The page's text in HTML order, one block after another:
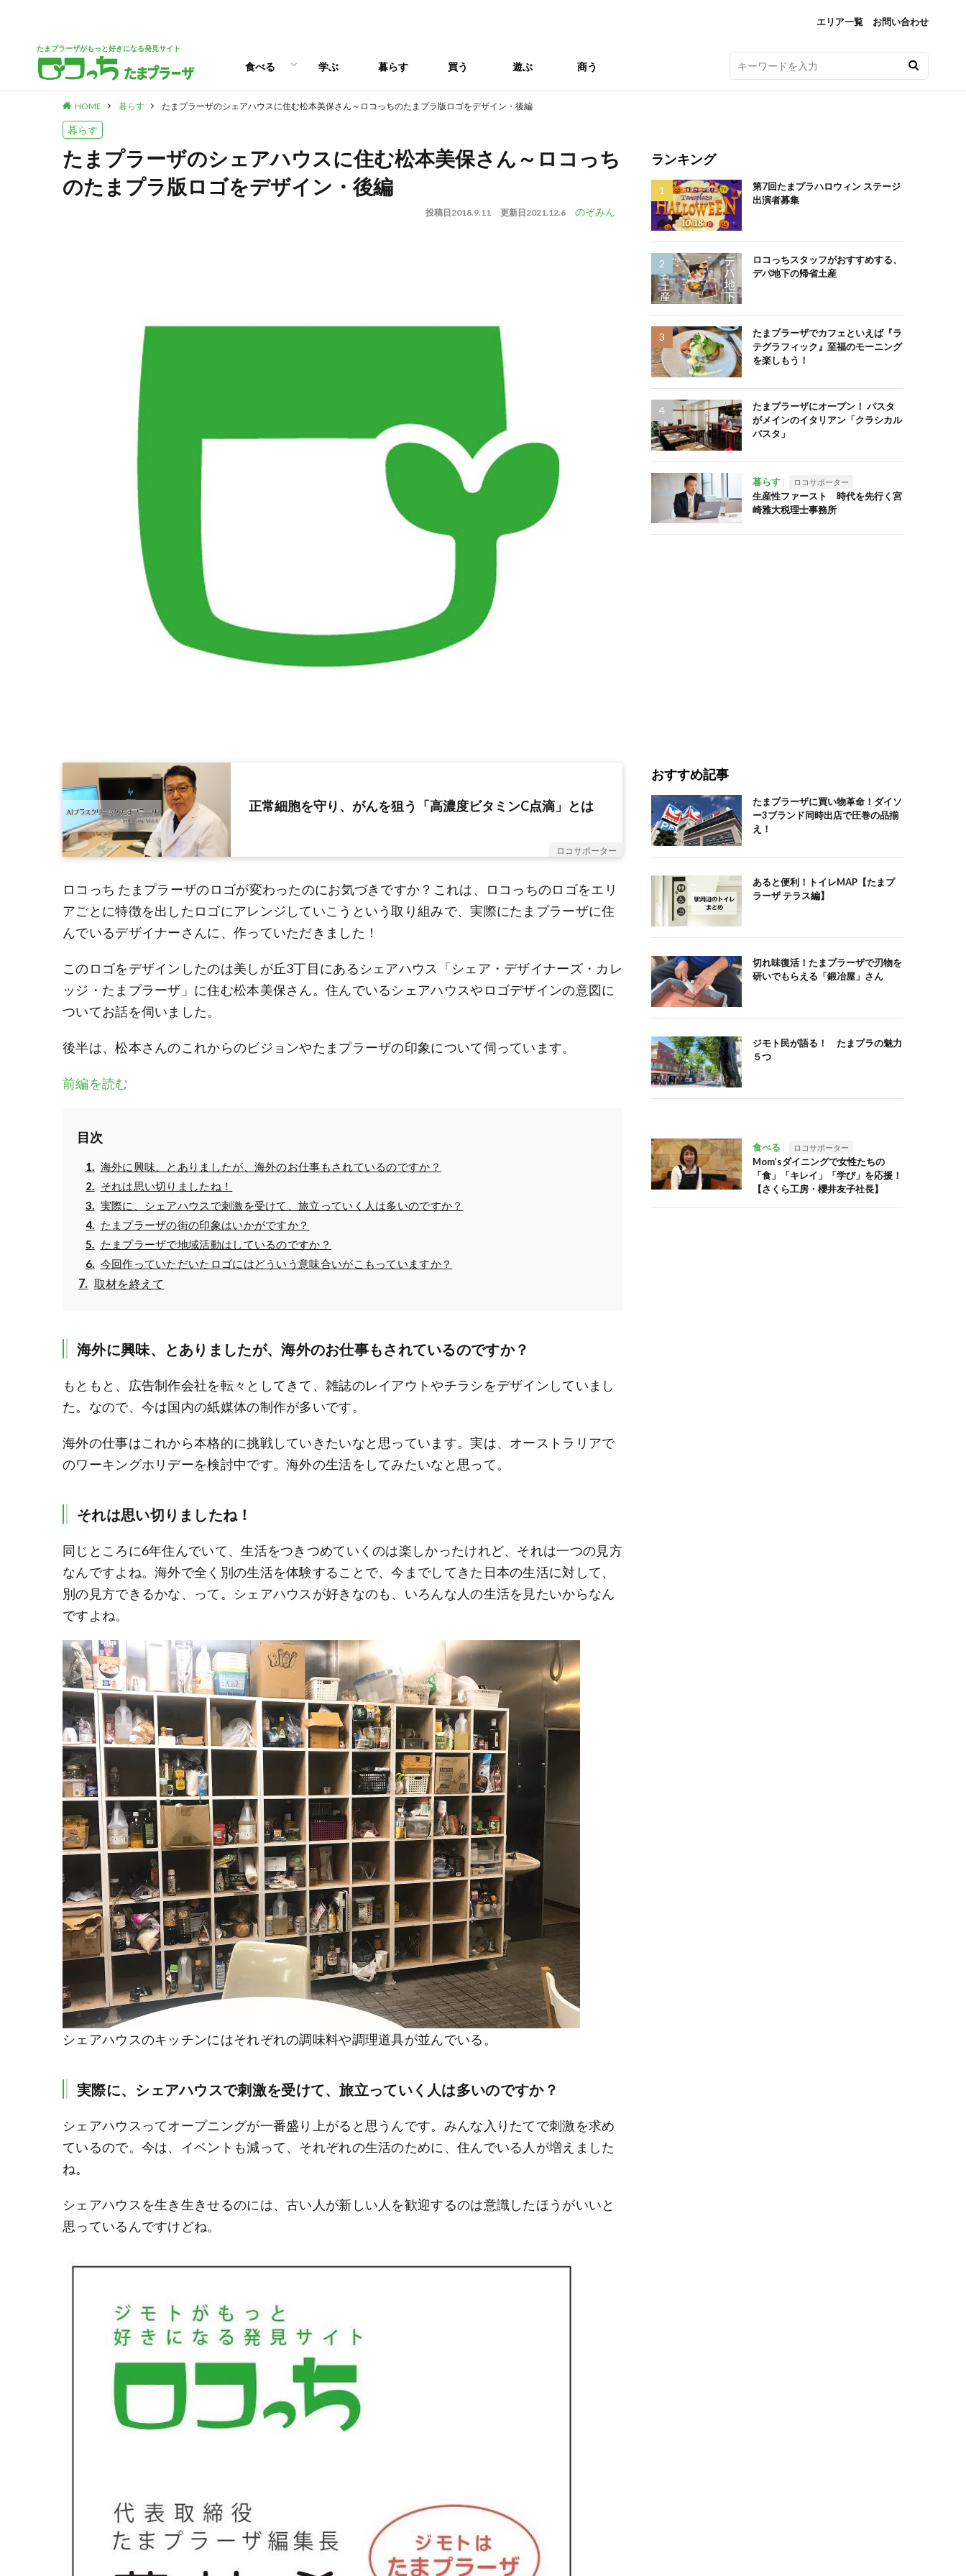
エリア一覧 お問い合わせ
たまプラーザがもっと好きになる発見サイト
食べる
パン
スイーツ
ランチ
カフェ
学ぶ 暮らす 買う 遊ぶ 商う
HOME 暮らす たまプラーザのシェアハウスに住む松本美保さん～ロコっちのたまプラ版ロゴをデザイン・後編
暮らす
たまプラーザのシェアハウスに住む松本美保さん～ロコっち
のたまプラ版ロゴをデザイン・後編
投稿日2018.9.11 更新日2021.12.6 のぞみん
正常細胞を守り、がんを狙う「高濃度ビタミンC点滴」とは
ロコサポーター
ロコっち たまプラーザのロゴが変わったのにお気づきですか？これは、ロコっちのロゴをエリ
アごとに特徴を出したロゴにアレンジしていこうという取り組みで、実際にたまプラーザに住
んでいるデザイナーさんに、作っていただきました！
このロゴをデザインしたのは美しが丘3丁目にあるシェアハウス「シェア・デザイナーズ・カレ
ッジ・たまプラーザ」に住む松本美保さん。住んでいるシェアハウスやロゴデザインの意図に
ついてお話を伺いました。
後半は、松本さんのこれからのビジョンやたまプラーザの印象について伺っています。
前編を読む
目次
海外に興味、とありましたが、海外のお仕事もされているのですか？
それは思い切りましたね！
実際に、シェアハウスで刺激を受けて、旅立っていく人は多いのですか？
たまプラーザの街の印象はいかがですか？
たまプラーザで地域活動はしているのですか？
今回作っていただいたロゴにはどういう意味合いがこもっていますか？
取材を終えて
海外に興味、とありましたが、海外のお仕事もされているのですか？
もともと、広告制作会社を転々としてきて、雑誌のレイアウトやチラシをデザインしていまし
た。なので、今は国内の紙媒体の制作が多いです。
海外の仕事はこれから本格的に挑戦していきたいなと思っています。実は、オーストラリアで
のワーキングホリデーを検討中です。海外の生活をしてみたいなと思って。
それは思い切りましたね！
同じところに6年住んでいて、生活をつきつめていくのは楽しかったけれど、それは一つの見方
なんですよね。海外で全く別の生活を体験することで、今までしてきた日本の生活に対して、
別の見方できるかな、って。シェアハウスが好きなのも、いろんな人の生活を見たいからなん
ですよね。
シェアハウスのキッチンにはそれぞれの調味料や調理道具が並んでいる。
実際に、シェアハウスで刺激を受けて、旅立っていく人は多いのですか？
シェアハウスってオープニングが一番盛り上がると思うんです。みんな入りたてで刺激を求め
ているので。今は、イベントも減って、それぞれの生活のために、住んでいる人が増えました
ね。
シェアハウスを生き生きせるのには、古い人が新しい人を歓迎するのは意識したほうがいいと
思っているんですけどね。
ランキング
第7回たまプラハロウィン ステージ
出演者募集
ロコっちスタッフがおすすめする、
デパ地下の帰省土産
たまプラーザでカフェといえば『ラ
テグラフィック』至福のモーニング
を楽しもう！
たまプラーザにオープン！ パスタ
がメインのイタリアン「クラシカル
パスタ」
暮らす ロコサポーター
生産性ファースト 時代を先行く宮
崎雅大税理士事務所
おすすめ記事
たまプラーザに買い物革命！ダイソ
ー3ブランド同時出店で圧巻の品揃
え！
あると便利！トイレMAP【たまプ
ラーザ テラス編】
切れ味復活！たまプラーザで刃物を
研いでもらえる「鍛冶屋」さん
ジモト民が語る！ たまプラの魅力
５つ
食べる ロコサポーター
Mom’sダイニングで女性たちの
「食」「キレイ」「学び」を応援！
【さくら工房・櫻井友子社長】